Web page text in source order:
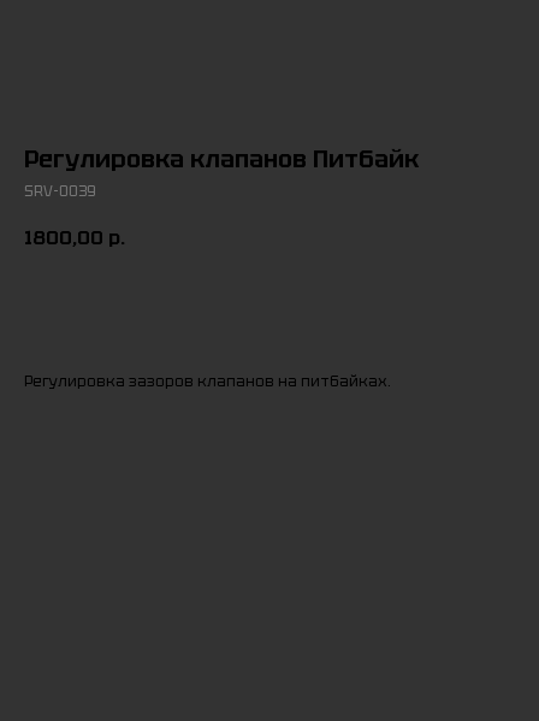
Регулировка клапанов Питбайк
SRV-0039
1800,00 р.
Регулировка зазоров клапанов на питбайках.